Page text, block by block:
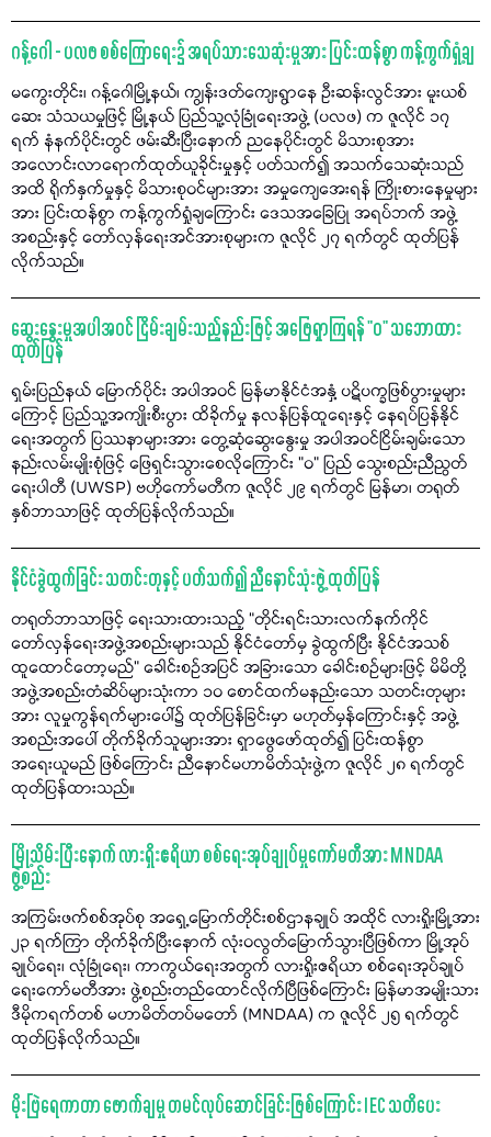
ဂန့်ဂေါ - ပလဖ စစ်ကြောရေး၌ အရပ်သားသေဆုံးမှုအား ပြင်းထန်စွာ ကန့်ကွက်ရှုံ့ချ
မကွေးတိုင်း၊ ဂန့်ဂေါမြို့နယ်၊ ကျွန်းဒတ်ကျေးရွာနေ ဦးဆန်းလွင်အား မူးယစ်
ဆေး သံသယမှုဖြင့် မြို့နယ် ပြည်သူ့လုံခြုံရေးအဖွဲ့ (ပလဖ) က ဇူလိုင် ၁၇
ရက် နံနက်ပိုင်းတွင် ဖမ်းဆီးပြီးနောက် ညနေပိုင်းတွင် မိသားစုအား
အလောင်းလာရောက်ထုတ်ယူခိုင်းမှုနှင့် ပတ်သက်၍ အသက်သေဆုံးသည်
အထိ ရိုက်နှက်မှုနှင့် မိသားစုဝင်များအား အမှုကျေအေးရန် ကြိုးစားနေမှုများ
အား ပြင်းထန်စွာ ကန့်ကွက်ရှုံချကြောင်း ဒေသအခြေပြု အရပ်ဘက် အဖွဲ့
အစည်းနှင့် တော်လှန်ရေးအင်အားစုများက ဇူလိုင် ၂၇ ရက်တွင် ထုတ်ပြန်
လိုက်သည်။
ဆွေးနွေးမှုအပါအဝင် ငြိမ်းချမ်းသည့်နည်းဖြင့် အဖြေရှာကြရန် "ဝ" သဘောထား
ထုတ်ပြန်
ရှမ်းပြည်နယ် မြောက်ပိုင်း အပါအဝင် မြန်မာနိုင်ငံအနှံ့ ပဋိပက္ခဖြစ်ပွားမှုများ
ကြောင့် ပြည်သူ့အကျိုးစီးပွား ထိခိုက်မှု နလန်ပြန်ထူရေးနှင့် နေရပ်ပြန်နိုင်
ရေးအတွက် ပြဿနာများအား တွေ့ဆုံဆွေးနွေးမှု အပါအဝင်ငြိမ်းချမ်းသော
နည်းလမ်းမျိုးစုံဖြင့် ဖြေရှင်းသွားစေလိုကြောင်း "ဝ" ပြည် သွေးစည်းညီညွတ်
ရေးပါတီ (UWSP) ဗဟိုကော်မတီက ဇူလိုင် ၂၉ ရက်တွင် မြန်မာ၊ တရုတ်
နှစ်ဘာသာဖြင့် ထုတ်ပြန်လိုက်သည်။
နိုင်ငံခွဲထွက်ခြင်း သတင်းတုနှင့် ပတ်သက်၍ ညီနောင်သုံးဖွဲ့ ထုတ်ပြန်
တရုတ်ဘာသာဖြင့် ရေးသားထားသည့် “တိုင်းရင်းသားလက်နက်ကိုင်
တော်လှန်ရေးအဖွဲ့အစည်းများသည် နိုင်ငံတော်မှ ခွဲထွက်ပြီး နိုင်ငံအသစ်
ထူထောင်တော့မည်" ခေါင်းစဉ်အပြင် အခြားသော ခေါင်းစဉ်များဖြင့် မိမိတို့
အဖွဲ့အစည်းတံဆိပ်များသုံးကာ ၁၀ စောင်ထက်မနည်းသော သတင်းတုများ
အား လူမှုကွန်ရက်များပေါ်၌ ထုတ်ပြန်ခြင်းမှာ မဟုတ်မှန်ကြောင်းနှင့် အဖွဲ့
အစည်းအပေါ် တိုက်ခိုက်သူများအား ရှာဖွေဖော်ထုတ်၍ ပြင်းထန်စွာ
အရေးယူမည် ဖြစ်ကြောင်း ညီနောင်မဟာမိတ်သုံးဖွဲ့က ဇူလိုင် ၂၈ ရက်တွင်
ထုတ်ပြန်ထားသည်။
မြို့သိမ်းပြီးနောက် လားရှိုးဧရိယာ စစ်ရေးအုပ်ချုပ်မှုကော်မတီအား MNDAA
ဖွဲ့စည်း
အကြမ်းဖက်စစ်အုပ်စု အရှေ့မြောက်တိုင်းစစ်ဌာနချုပ် အထိုင် လားရှိုးမြို့အား
၂၃ ရက်ကြာ တိုက်ခိုက်ပြီးနောက် လုံးဝလွတ်မြောက်သွားပြီဖြစ်ကာ မြို့အုပ်
ချုပ်ရေး၊ လုံခြုံရေး၊ ကာကွယ်ရေးအတွက် လားရှိုးဧရိယာ စစ်ရေးအုပ်ချုပ်
ရေးကော်မတီအား ဖွဲ့စည်းတည်ထောင်လိုက်ပြီဖြစ်ကြောင်း မြန်မာအမျိုးသား
ဒီမိုကရက်တစ် မဟာမိတ်တပ်မတော် (MNDAA) က ဇူလိုင် ၂၅ ရက်တွင်
ထုတ်ပြန်လိုက်သည်။
မိုးဗြဲရေကာတာ ဖောက်ချမှု တမင်လုပ်ဆောင်ခြင်းဖြစ်ကြောင်း IEC သတိပေး